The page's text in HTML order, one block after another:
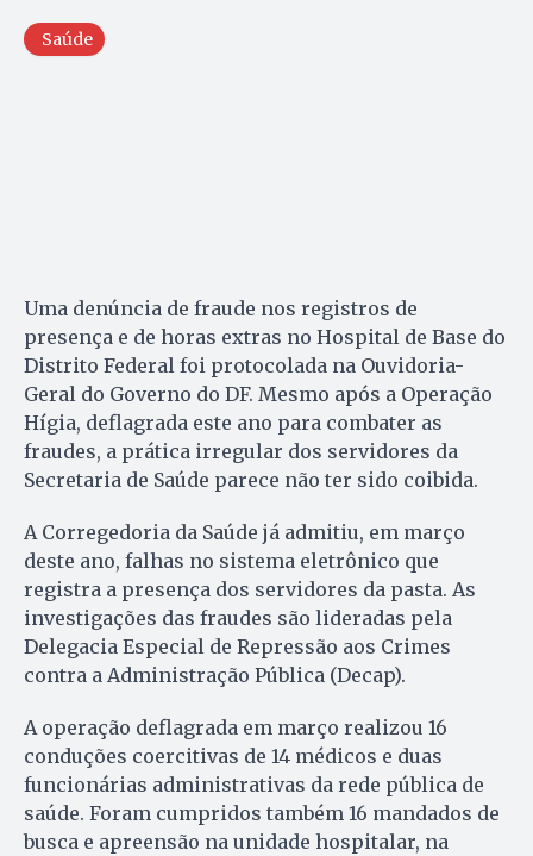
Saúde
Uma denúncia de fraude nos registros de
presença e de horas extras no Hospital de Base do
Distrito Federal foi protocolada na Ouvidoria-
Geral do Governo do DF. Mesmo após a Operação
Hígia, deflagrada este ano para combater as
fraudes, a prática irregular dos servidores da
Secretaria de Saúde parece não ter sido coibida.
A Corregedoria da Saúde já admitiu, em março
deste ano, falhas no sistema eletrônico que
registra a presença dos servidores da pasta. As
investigações das fraudes são lideradas pela
Delegacia Especial de Repressão aos Crimes
contra a Administração Pública (Decap).
A operação deflagrada em março realizou 16
conduções coercitivas de 14 médicos e duas
funcionárias administrativas da rede pública de
saúde. Foram cumpridos também 16 mandados de
busca e apreensão na unidade hospitalar, na